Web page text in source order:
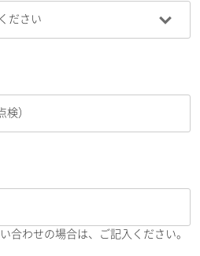
合わせの場合は、ご記入ください。